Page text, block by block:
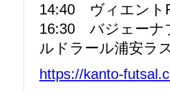
14:40 ヴィエント
16:30 バジェーナ
ルドラール浦安ラ
https://kanto-